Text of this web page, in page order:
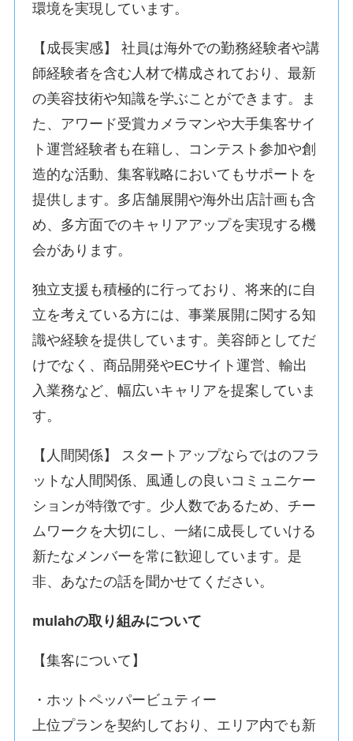
環境を実現しています。
【成長実感】 社員は海外での勤務経験者や講
師経験者を含む人材で構成されており、最新
の美容技術や知識を学ぶことができます。ま
た、アワード受賞カメラマンや大手集客サイ
ト運営経験者も在籍し、コンテスト参加や創
造的な活動、集客戦略においてもサポートを
提供します。多店舗展開や海外出店計画も含
め、多方面でのキャリアアップを実現する機
会があります。
独立支援も積極的に行っており、将来的に自
立を考えている方には、事業展開に関する知
識や経験を提供しています。美容師としてだ
けでなく、商品開発やECサイト運営、輸出
入業務など、幅広いキャリアを提案していま
す。
【人間関係】 スタートアップならではのフラ
ットな人間関係、風通しの良いコミュニケー
ションが特徴です。少人数であるため、チー
ムワークを大切にし、一緒に成長していける
新たなメンバーを常に歓迎しています。是
非、あなたの話を聞かせてください。
mulahの取り組みについて
【集客について】
・ホットペッパービュティー
上位プランを契約しており、エリア内でも新